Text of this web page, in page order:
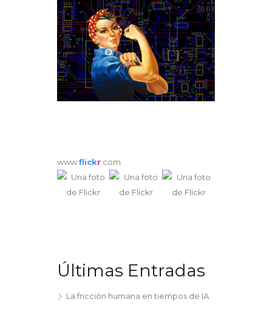
www.flickr .com
Últimas Entradas
La fricción humana en tiempos de IA